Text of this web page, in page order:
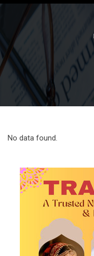
navigation
No data found.